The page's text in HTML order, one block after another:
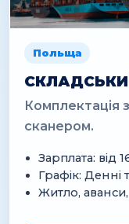
Польща
Комплектація
сканером.
Зарплата: від
Графік: Денні
Житло,